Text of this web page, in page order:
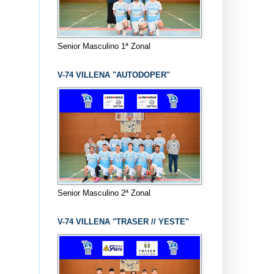
Senior Masculino 1ª Zonal
V-74 VILLENA "AUTODOPER"
Senior Masculino 2ª Zonal
V-74 VILLENA "TRASER // YESTE"